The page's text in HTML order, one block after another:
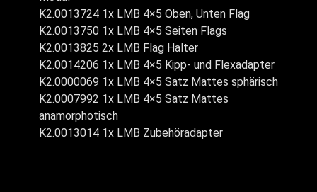
K2.0013724 1x LMB 4×5 Oben, Unten Flag
K2.0013750 1x LMB 4×5 Seiten Flags
K2.0013825 2x LMB Flag Halter
K2.0014206 1x LMB 4×5 Kipp- und Flexadapter
K2.0000069 1x LMB 4×5 Satz Mattes sphärisch
K2.0007992 1x LMB 4×5 Satz Mattes
anamorphotisch
K2.0013014 1x LMB Zubehöradapter